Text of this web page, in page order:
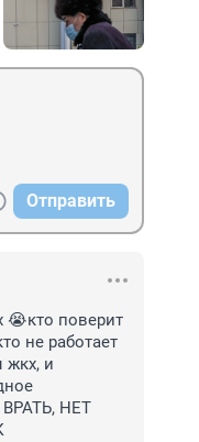
Отправить
😭кто поверит
не работает
жкх, и
ВРАТЬ, НЕТ